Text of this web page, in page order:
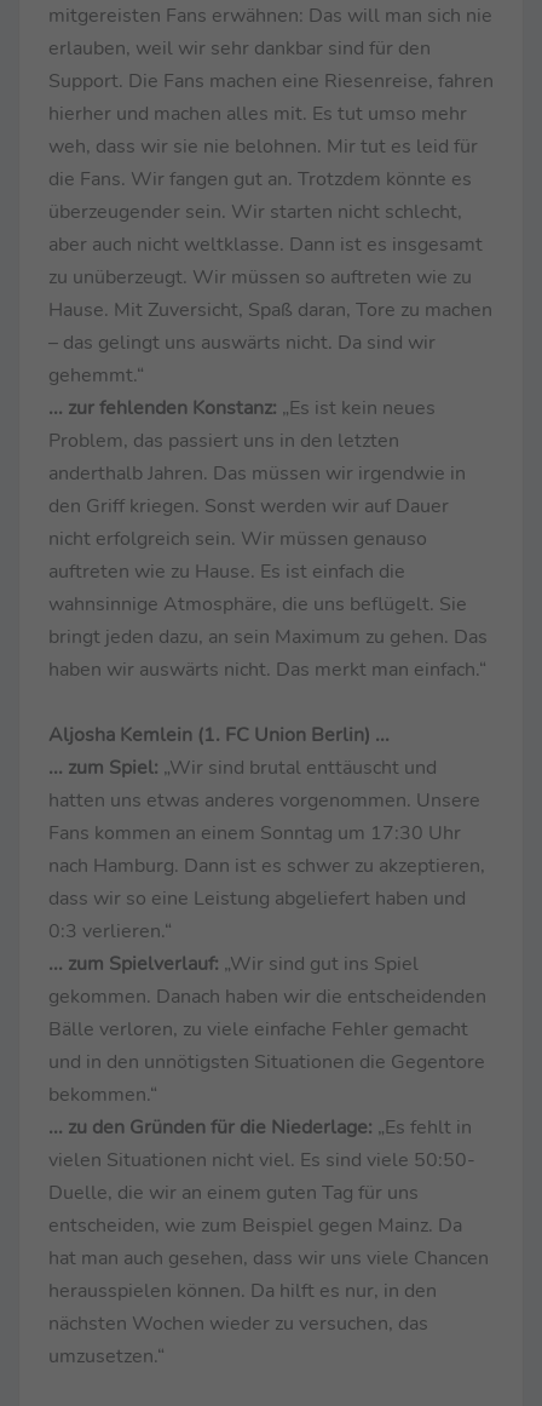
mitgereisten Fans erwähnen: Das will man sich nie
erlauben, weil wir sehr dankbar sind für den
Support. Die Fans machen eine Riesenreise, fahren
hierher und machen alles mit. Es tut umso mehr
weh, dass wir sie nie belohnen. Mir tut es leid für
die Fans. Wir fangen gut an. Trotzdem könnte es
überzeugender sein. Wir starten nicht schlecht,
aber auch nicht weltklasse. Dann ist es insgesamt
zu unüberzeugt. Wir müssen so auftreten wie zu
Hause. Mit Zuversicht, Spaß daran, Tore zu machen
– das gelingt uns auswärts nicht. Da sind wir
gehemmt.“
... zur fehlenden Konstanz: „Es ist kein neues
Problem, das passiert uns in den letzten
anderthalb Jahren. Das müssen wir irgendwie in
den Griff kriegen. Sonst werden wir auf Dauer
nicht erfolgreich sein. Wir müssen genauso
auftreten wie zu Hause. Es ist einfach die
wahnsinnige Atmosphäre, die uns beflügelt. Sie
bringt jeden dazu, an sein Maximum zu gehen. Das
haben wir auswärts nicht. Das merkt man einfach.“
Aljosha Kemlein (1. FC Union Berlin) ...
... zum Spiel: „Wir sind brutal enttäuscht und
hatten uns etwas anderes vorgenommen. Unsere
Fans kommen an einem Sonntag um 17:30 Uhr
nach Hamburg. Dann ist es schwer zu akzeptieren,
dass wir so eine Leistung abgeliefert haben und
0:3 verlieren.“
... zum Spielverlauf: „Wir sind gut ins Spiel
gekommen. Danach haben wir die entscheidenden
Bälle verloren, zu viele einfache Fehler gemacht
und in den unnötigsten Situationen die Gegentore
bekommen.“
... zu den Gründen für die Niederlage: „Es fehlt in
vielen Situationen nicht viel. Es sind viele 50:50-
Duelle, die wir an einem guten Tag für uns
entscheiden, wie zum Beispiel gegen Mainz. Da
hat man auch gesehen, dass wir uns viele Chancen
herausspielen können. Da hilft es nur, in den
nächsten Wochen wieder zu versuchen, das
umzusetzen.“